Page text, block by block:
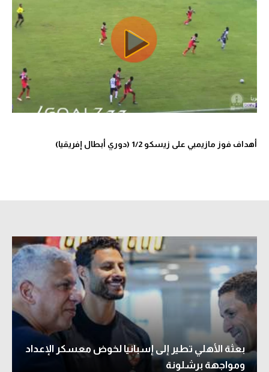
أهداف فوز مازيمبي على زيسكو 1/2 (دوري أبطال إفريقيا)
بعثة الأهلي تطير إلى إسبانيا لخوض معسكر الإعداد
ومواجهة برشلونة